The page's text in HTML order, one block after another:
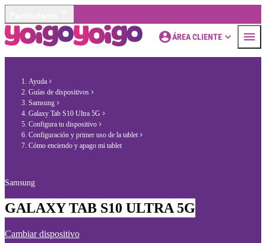
ÁREA CLIENTE
Ayuda
Guías de dispositivos
Samsung
Galaxy Tab S10 Ultra 5G
Configura tu dispositivo
Configuración y primer uso de la tablet
Cómo enciendo y apago mi tablet
Samsung
GALAXY TAB S10 ULTRA 5G
Cambiar dispositivo